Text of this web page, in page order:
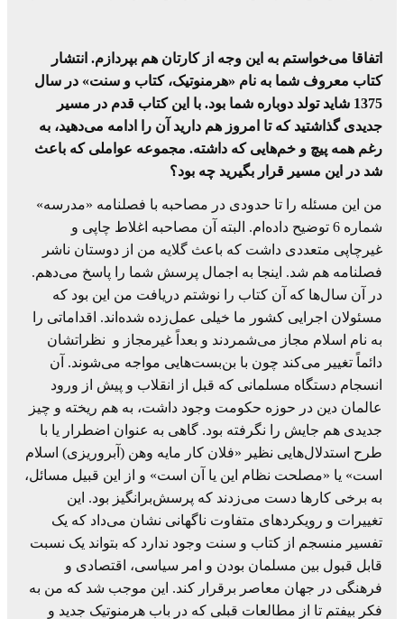
اتفاقا می‌خواستم به این وجه از کارتان هم بپردازم. انتشار
کتاب معروف شما به نام «هرمنوتیک، کتاب و سنت» در سال
1375 شاید تولد دوباره شما بود. با این کتاب قدم در مسیر
جدیدی گذاشتید که تا امروز هم دارید آن را ادامه می‌دهید، به
رغم همه پیچ و خم‌هایی که داشته. مجموعه عواملی که باعث
شد در این مسیر قرار بگیرید چه بود؟
من این مسئله را تا حدودی در مصاحبه با فصلنامه «مدرسه»
شماره 6 توضیح داده‌ام. البته آن مصاحبه اغلاط چاپی و
غیرچاپی متعددی داشت که باعث گلایه من از دوستان ناشر
فصلنامه هم شد. اینجا به اجمال پرسش شما را پاسخ می‌دهم.
در آن سال‌ها که آن کتاب را نوشتم دریافت من این بود که
مسئولان اجرایی کشور ما خیلی عمل‌زده شده‌اند. اقداماتی را
به نام اسلام مجاز می‌شمردند و بعداً غیرمجاز و نظراتشان
دائماً تغییر می‌کند چون با بن‌بست‌هایی مواجه می‌شوند. آن
انسجام دستگاه مسلمانی که قبل از انقلاب و پیش از ورود
عالمان دین در حوزه حکومت وجود داشت، به هم ریخته و چیز
جدیدی هم جایش را نگرفته بود. گاهی به عنوان اضطرار یا با
طرح استدلال‌هایی نظیر «فلان کار مایه وهن (آبروریزی) اسلام
است» یا «مصلحت نظام این یا آن است» و از این قبیل مسائل،
به برخی کارها دست می‌زدند که پرسش‌برانگیز بود. این
تغییرات و رویکردهای متفاوت ناگهانی نشان می‌داد که یک
تفسیر منسجم از کتاب و سنت وجود ندارد که بتواند یک نسبت
قابل قبول بین مسلمان بودن و امر سیاسی، اقتصادی و
فرهنگی در جهان معاصر برقرار کند. این موجب شد که من به
فکر بیفتم تا از مطالعات قبلی که در باب هرمنوتیک جدید و